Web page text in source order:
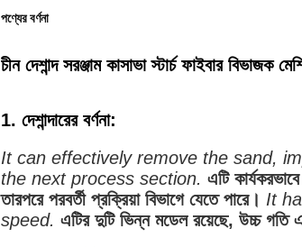
পণ্যের বর্ণনা
চীন দেশান্দ সরঞ্জাম কাসাভা স্টার্চ ফাইবার বিভাজক
1. দেশান্দারের বর্ণনা:
It can effectively remove the sand,
the next process section. এটি
তারপরে পরবর্তী প্রক্রিয়া বিভাগে যেতে পারে। It
speed. এটির দুটি ভিন্ন মডেল রয়েছে, উচ্চ গতি